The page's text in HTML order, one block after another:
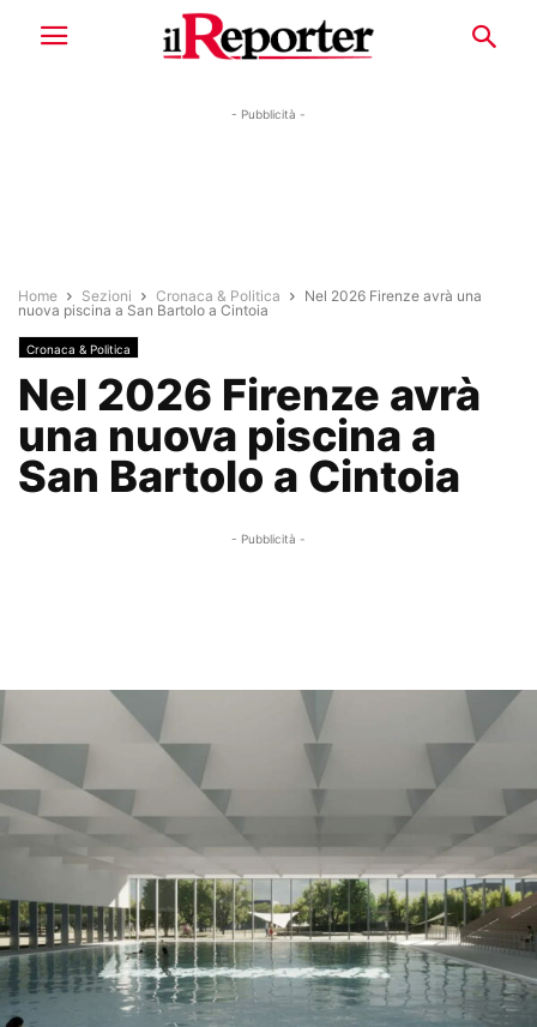
- Pubblicità -
Home Sezioni Cronaca & Politica
Nel 2026 Firenze avrà una
nuova piscina a San Bartolo a Cintoia
Cronaca & Politica
Nel 2026 Firenze avrà
una nuova piscina a
San Bartolo a Cintoia
- Pubblicità -